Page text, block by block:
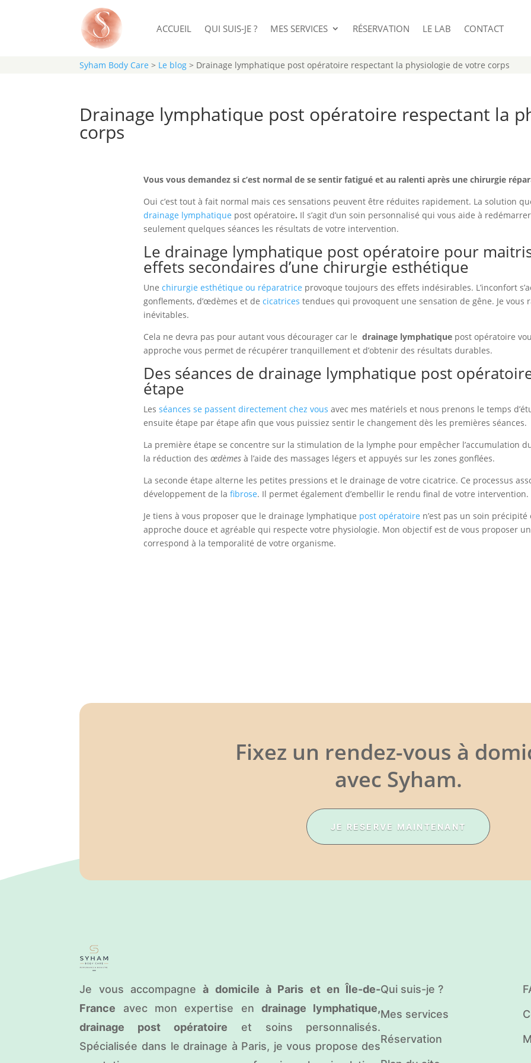
ACCUEIL QUI SUIS-JE ? MES SERVICES RÉSERVATION LE LAB CONTACT
Syham Body Care > Le blog > Drainage lymphatique post opératoire respectant la physiologie de votre corps
Drainage lymphatique post opératoire respectant la
corps
Vous vous demandez si c’est normal de se sentir fatigué et au ralenti après une chirurgie
Oui c’est tout à fait normal mais ces sensations peuvent être réduites rapidement. La solution
drainage lymphatique post opératoire. Il s’agit d’un soin personnalisé qui vous aide à
seulement quelques séances les résultats de votre intervention.
Le drainage lymphatique post opératoire pour
effets secondaires d’une chirurgie esthétique
Une chirurgie esthétique ou réparatrice provoque toujours des effets indésirables. L’inconfort
gonflements, d’œdèmes et de cicatrices tendues qui provoquent une sensation de gêne. Je vous
inévitables.
Cela ne devra pas pour autant vous décourager car le drainage lymphatiquepost opératoire
approche vous permet de récupérer tranquillement et d’obtenir des résultats durables.
Des séances de drainage lymphatique post
étape
Les séances se passent directement chez vous avec mes matériels et nous prenons le temps
ensuite étape par étape afin que vous puissiez sentir le changement dès les premières séances.
La première étape se concentre sur la stimulation de la lymphe pour empêcher l’accumulation
la réduction des œdèmesà l’aide des massages légers et appuyés sur les zones gonflées.
La seconde étape alterne les petites pressions et le drainage de votre cicatrice. Ce processus
développement de la fibrose. Il permet également d’embellir le rendu final de votre intervention.
Je tiens à vous proposer que le drainage lymphatique post opératoire n’est pas un soin précipité
approche douce et agréable qui respecte votre physiologie. Mon objectif est de vous proposer
correspond à la temporalité de votre organisme.
Fixez un rendez-vous à
avec Syham.
JE RESERVE MAINTENANT
Je vous accompagneà domicile à Paris et en Île-de-
France avec mon expertise endrainage lymphatique,
drainage post opératoire et soins personnalisés.
Spécialisée dans le drainage à Paris, je vous propose des
Qui suis-je ?
Mes services
Réservation